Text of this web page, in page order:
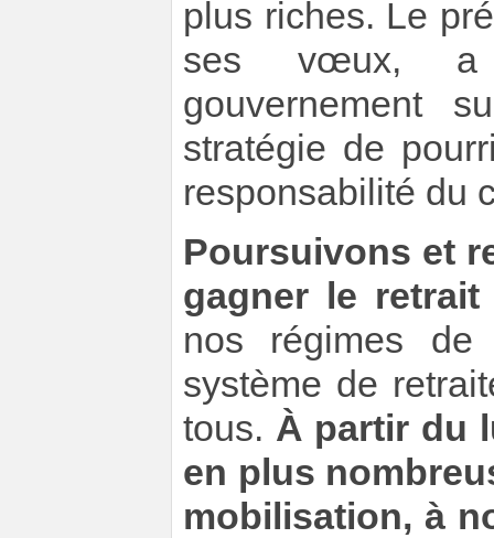
plus riches. Le
ses vœux, a
gouvernement
stratégie de
responsabilité du
Poursuivons et
gagner le retrait
nos régimes
système de
tous. À partir du
en plus
mobilisation, à